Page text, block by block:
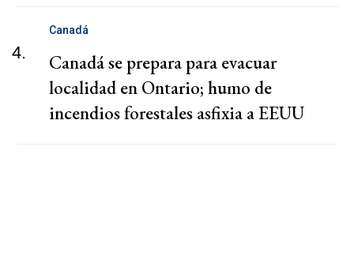
4.
Canadá
Canadá se prepara para evacuar
localidad en Ontario; humo de
incendios forestales asfixia a EEUU